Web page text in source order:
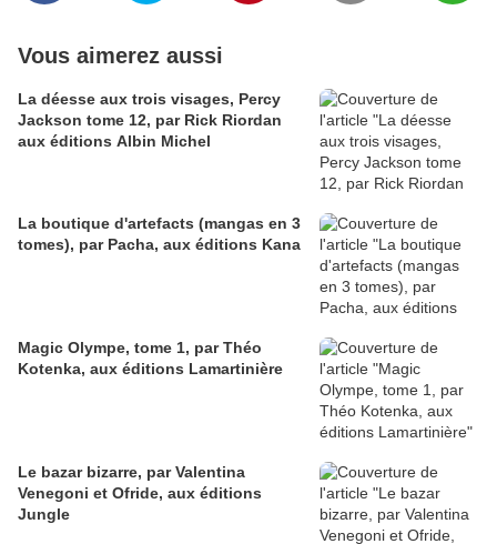
Vous aimerez aussi
La déesse aux trois visages, Percy
Jackson tome 12, par Rick Riordan
aux éditions Albin Michel
La boutique d'artefacts (mangas en 3
tomes), par Pacha, aux éditions Kana
Magic Olympe, tome 1, par Théo
Kotenka, aux éditions Lamartinière
Le bazar bizarre, par Valentina
Venegoni et Ofride, aux éditions
Jungle